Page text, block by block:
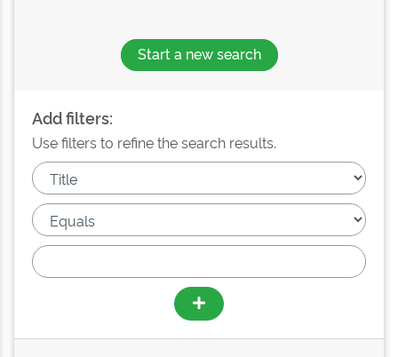
Start a new search
Add filters:
Use filters to refine the search results.